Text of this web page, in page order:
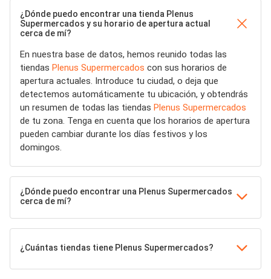
¿Dónde puedo encontrar una tienda Plenus
Supermercados y su horario de apertura actual
cerca de mí?
En nuestra base de datos, hemos reunido todas las
tiendas Plenus Supermercados con sus horarios de
apertura actuales. Introduce tu ciudad, o deja que
detectemos automáticamente tu ubicación, y obtendrás
un resumen de todas las tiendas Plenus Supermercados
de tu zona. Tenga en cuenta que los horarios de apertura
pueden cambiar durante los días festivos y los
domingos.
¿Dónde puedo encontrar una Plenus Supermercados
cerca de mí?
¿Cuántas tiendas tiene Plenus Supermercados?